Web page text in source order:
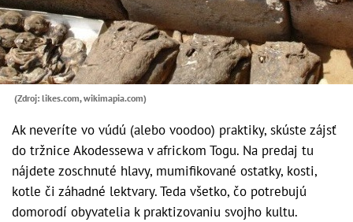
(Zdroj: likes.com, wikimapia.com)
Ak neveríte vo vúdú (alebo voodoo) praktiky, skúste zájsť
do tržnice Akodessewa v africkom Togu. Na predaj tu
nájdete zoschnuté hlavy, mumifikované ostatky, kosti,
kotle či záhadné lektvary. Teda všetko, čo potrebujú
domorodí obyvatelia k praktizovaniu svojho kultu.